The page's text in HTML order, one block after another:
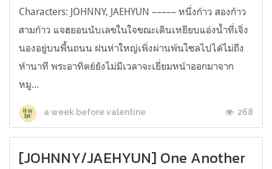
Characters: JOHNNY, JAEHYUN ––––– หนึ่งก้าว สองก้าว
สามก้าว แจฮยอนนับเลขในใจขณะเดินเหยียบแอ่งน้ำที่เจิ่ง
นองอยู่บนพื้นถนน ฝนห่าใหญ่เพิ่งผ่านพ้นโซลไปได้ไม่ถึง
ห้านาที พระอาทิตย์ยังไม่มีเวลาจะเยี่ยมหน้าออกมาจาก
หมู...
a week before valentine 268
[JOHNNY/JAEHYUN] One Another